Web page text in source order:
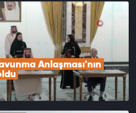
Anlaşması'nın